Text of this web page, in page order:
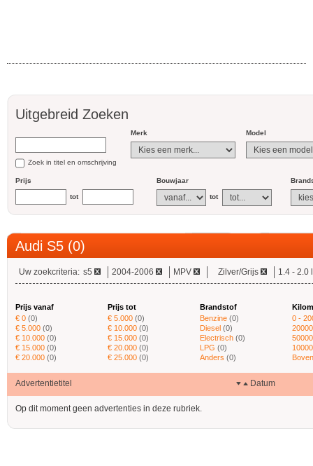
Uitgebreid Zoeken
Zoek in titel en omschrijving
Merk Model
Prijs
tot
Bouwjaar
tot
Audi S5 (0)
Uw zoekcriteria: s5 2004-2006 MPV Zilver/Grijs 1.4 - 2.0
Prijs vanaf
€ 0 (0)
€ 5.000 (0)
€ 10.000 (0)
€ 15.000 (0)
€ 20.000 (0)
Prijs tot
€ 5.000 (0)
€ 10.000 (0)
€ 15.000 (0)
€ 20.000 (0)
€ 25.000 (0)
Brandstof
Benzine (0)
Diesel (0)
Electrisch (0)
LPG (0)
Anders (0)
0 -
Advertentietitel Datum
Op dit moment geen advertenties in deze rubriek.